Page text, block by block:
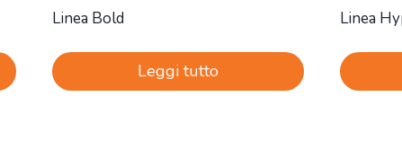
Linea Bold
Leggi tutto
Linea